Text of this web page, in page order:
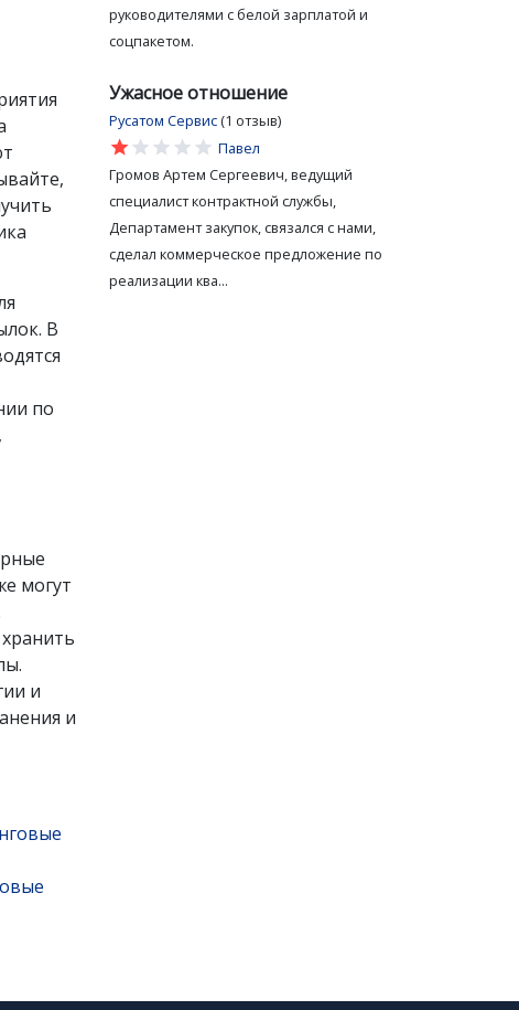
В
по
могут
и
и
руководителями с белой зарплатой и
соцпакетом.
Ужасное отношение
Русатом Сервис (1 отзыв)
star
star
star
star
star
Павел
Громов Артем Сергеевич, ведущий
специалист контрактной службы,
Департамент закупок, связался с нами,
сделал коммерческое предложение по
реализации ква...